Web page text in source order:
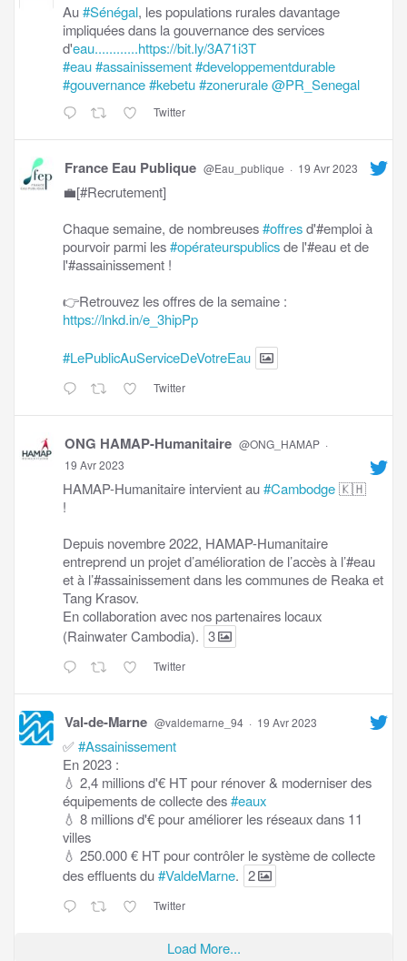
Au#Sénégal, les populations rurales davantage
impliquées dans la gouvernance des services
d'eau............https://bit.ly/3A71i3T
#eau#assainissement#developpementdurable
#gouvernance#kebetu#zonerurale@PR_Senegal
Twitter
France Eau Publique @Eau_publique · 19 Avr 2023
💼[#Recrutement]
Chaque semaine, de nombreuses#offresd'#emploi à
pourvoir parmi les#opérateurspublicsde l'#eau et de
l'#assainissement !
👉Retrouvez les offres de la semaine :
https://lnkd.in/e_3hipPp
#LePublicAuServiceDeVotreEau
Twitter
ONG HAMAP-Humanitaire @ONG_HAMAP ·
19 Avr 2023
HAMAP-Humanitaire intervient au#Cambodge🇰🇭
!
Depuis novembre 2022, HAMAP-Humanitaire
entreprend un projet d’amélioration de l’accès à l’#eau
et à l’#assainissement dans les communes de Reaka et
Tang Krasov.
En collaboration avec nos partenaires locaux
(Rainwater Cambodia). 3
Twitter
Val-de-Marne @valdemarne_94 · 19 Avr 2023
✅#Assainissement
En 2023 :
💧 2,4 millions d'€ HT pour rénover & moderniser des
équipements de collecte des#eaux
💧 8 millions d'€ pour améliorer les réseaux dans 11
villes
💧 250.000 € HT pour contrôler le système de collecte
des effluents du#ValdeMarne. 2
Twitter
Load More...